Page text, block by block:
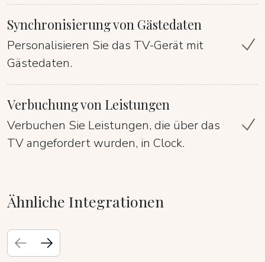
Synchronisierung von Gästedaten
Personalisieren Sie das TV-Gerät mit
Gästedaten.
Verbuchung von Leistungen
Verbuchen Sie Leistungen, die über das
TV angefordert wurden, in Clock.
Ähnliche Integrationen